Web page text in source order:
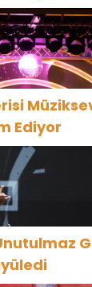
Ediyor
Gece